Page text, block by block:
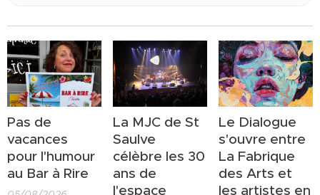
Pas de
vacances
pour l'humour
au Bar à Rire
La MJC de St
Saulve
célèbre les 30
ans de
l'espace
Le Dialogue
s'ouvre entre
La Fabrique
des Arts et
les artistes en